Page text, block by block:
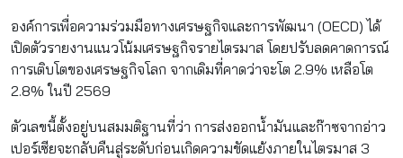
องค์การเพื่อความร่วมมือทางเศรษฐกิจและการพัฒนา (OECD) ได้
เปิดตัวรายงานแนวโน้มเศรษฐกิจรายไตรมาส โดยปรับลดคาดการณ์
การเติบโตของเศรษฐกิจโลก จากเดิมที่คาดว่าจะโต 2.9% เหลือโต
2.8% ในปี 2569
ตัวเลขนี้ตั้งอยู่บนสมมติฐานที่ว่า การส่งออกน้ำมันและก๊าซจากอ่าว
เปอร์เซียจะกลับคืนสู่ระดับก่อนเกิดความขัดแย้งภายในไตรมาส 3